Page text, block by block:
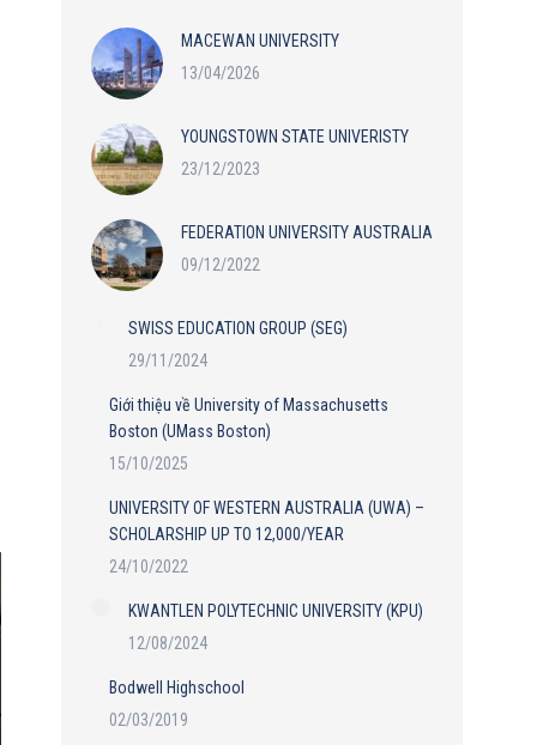
MACEWAN UNIVERSITY
13/04/2026
YOUNGSTOWN STATE UNIVERISTY
23/12/2023
FEDERATION UNIVERSITY AUSTRALIA
09/12/2022
SWISS EDUCATION GROUP (SEG)
29/11/2024
Giới thiệu về University of Massachusetts
Boston (UMass Boston)
15/10/2025
UNIVERSITY OF WESTERN AUSTRALIA (UWA) –
SCHOLARSHIP UP TO 12,000/YEAR
24/10/2022
KWANTLEN POLYTECHNIC UNIVERSITY (KPU)
12/08/2024
Bodwell Highschool
02/03/2019